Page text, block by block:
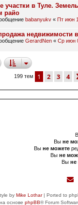
участки в Туле.
райо
babanyukv « Пт июн
недвижимости
GerardNen « Ср июн
199 тем 1 2 3 4
Вы не
Вы не можете
Вы не
Вы не
by Mike Lothar| Ported to
основе phpBB® Forum